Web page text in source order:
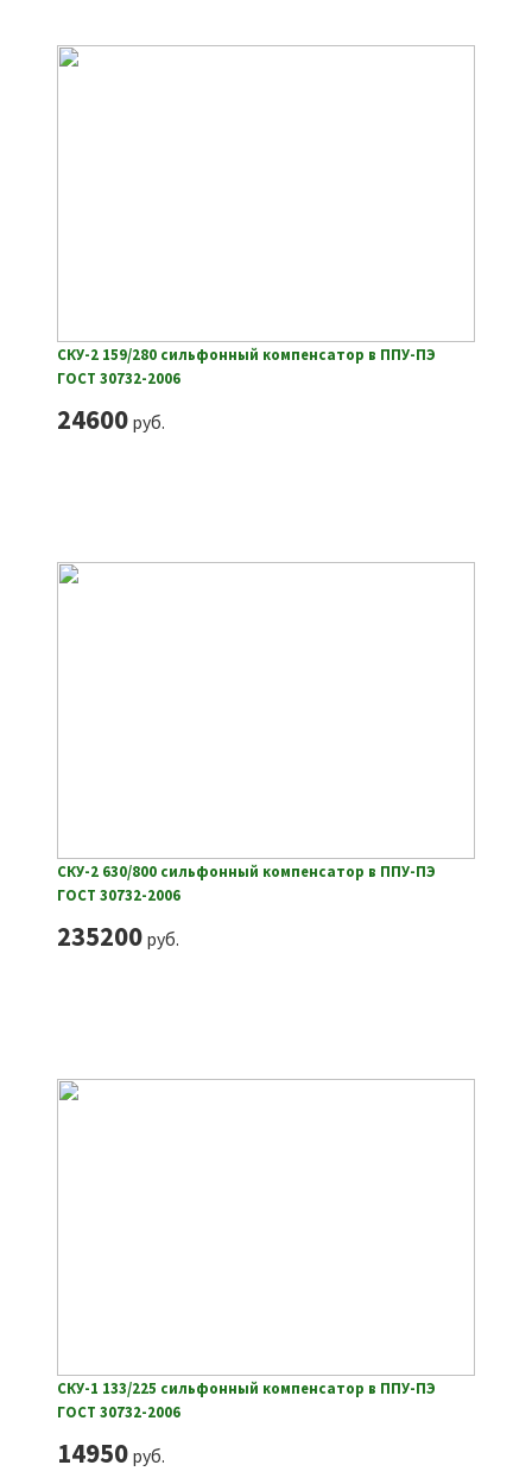
СКУ-2 159/280 сильфонный компенсатор в ППУ-ПЭ
ГОСТ 30732-2006
24600руб.
СКУ-2 630/800 сильфонный компенсатор в ППУ-ПЭ
ГОСТ 30732-2006
235200руб.
СКУ-1 133/225 сильфонный компенсатор в ППУ-ПЭ
ГОСТ 30732-2006
14950руб.